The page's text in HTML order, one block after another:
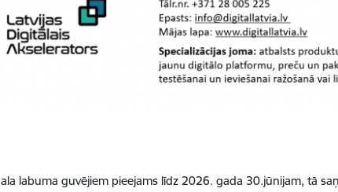
labuma guvējiem pieejams līdz 2026. gada 30.jūnijam, tā